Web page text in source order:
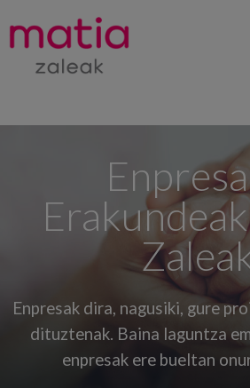
Enpresak dira, nagusiki, gure
dituztenak. Baina laguntza
enpresak ere bueltan